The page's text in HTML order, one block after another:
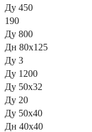
Ду 450
190
Ду 800
Дн 80х125
Ду 3
Ду 1200
Ду 50х32
Ду 20
Ду 50х40
Дн 40х40